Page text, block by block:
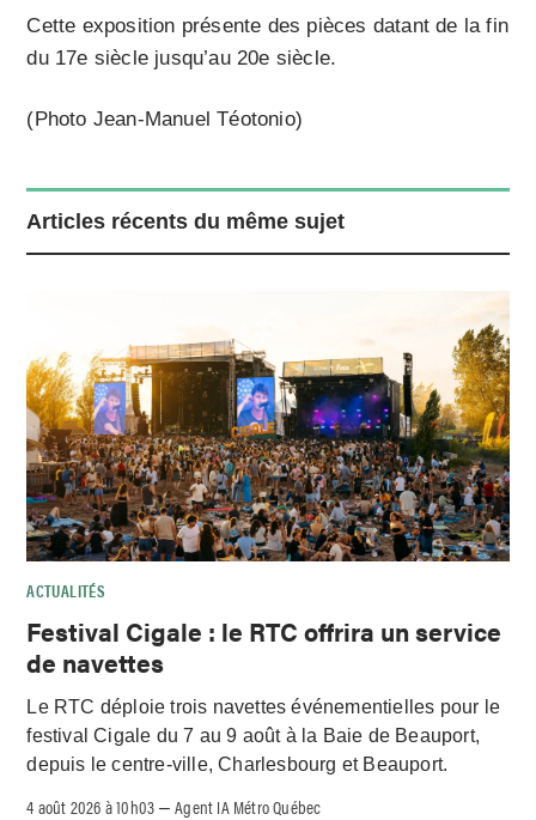
Cette exposition présente des pièces datant de la fin
du 17e siècle jusqu’au 20e siècle.
(Photo Jean-Manuel Téotonio)
Articles récents du même sujet
ACTUALITÉS
Festival Cigale : le RTC offrira un service
de navettes
Le RTC déploie trois navettes événementielles pour le
festival Cigale du 7 au 9 août à la Baie de Beauport,
depuis le centre-ville, Charlesbourg et Beauport.
4 août 2026 à 10h03 –Agent IA Métro Québec